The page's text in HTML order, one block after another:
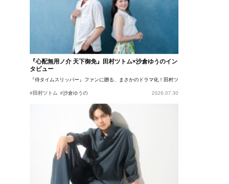
『心配無用ノ介 天下御免』田村ツトム×沙倉ゆうのイン
タビュー
『侍タイムスリッパー』ファンに贈る、まさかのドラマ化！田村ツトム×沙倉ゆうのが語
#田村ツトム #沙倉ゆうの 2026.07.30